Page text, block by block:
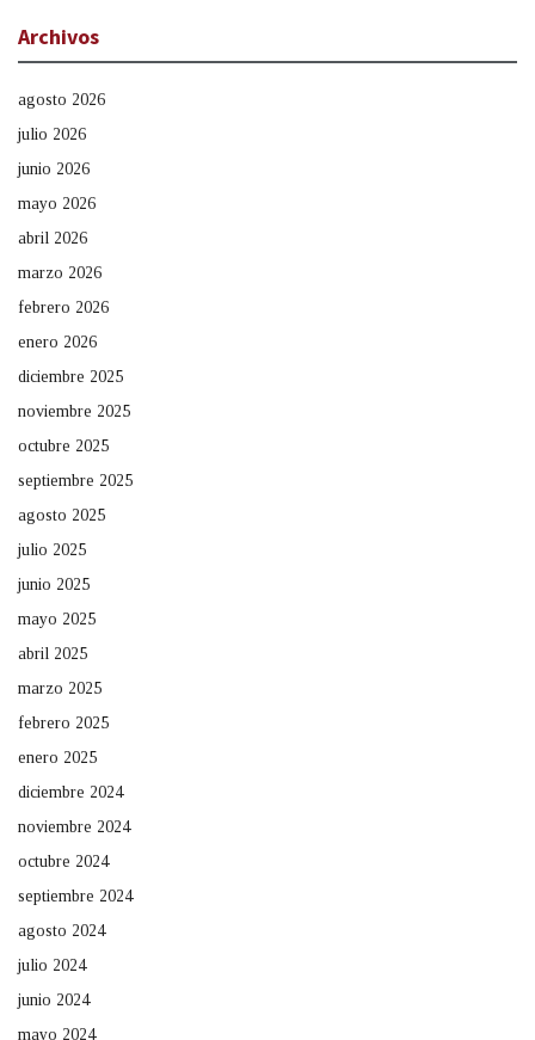
Archivos
agosto 2026
julio 2026
junio 2026
mayo 2026
abril 2026
marzo 2026
febrero 2026
enero 2026
diciembre 2025
noviembre 2025
octubre 2025
septiembre 2025
agosto 2025
julio 2025
junio 2025
mayo 2025
abril 2025
marzo 2025
febrero 2025
enero 2025
diciembre 2024
noviembre 2024
octubre 2024
septiembre 2024
agosto 2024
julio 2024
junio 2024
mayo 2024